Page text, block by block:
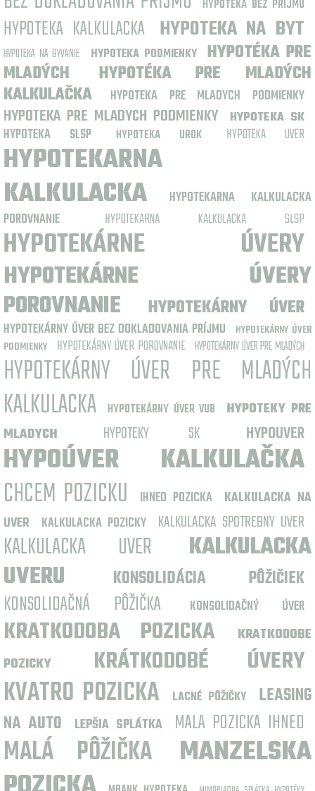
HYPOTEKA BEZ PRIJMU
HYPOTEKA KALKULACKA HYPOTEKA NA BYT
HYPOTEKA NA BYVANIE HYPOTEKA PODMIENKY
HYPOTÉKA PRE
MLADÝCH
HYPOTÉKA PRE MLADÝCH
KALKULAČKA
HYPOTEKA PRE MLADYCH PODMIENKY
HYPOTEKA PRE MLADYCH PODMIENKY HYPOTEKA SK
HYPOTEKA SLSP HYPOTEKA UROK HYPOTEKA UVER
HYPOTEKARNA
KALKULACKA
HYPOTEKARNA KALKULACKA
POROVNANIE
HYPOTEKARNA KALKULACKA SLSP
HYPOTEKÁRNE ÚVERY
HYPOTEKÁRNE ÚVERY
POROVNANIE
HYPOTEKÁRNY ÚVER
HYPOTEKÁRNY ÚVER BEZ DOKLADOVANIA PRÍJMU
HYPOTEKÁRNY ÚVER
PODMIENKY
HYPOTEKÁRNY ÚVER POROVNANIE HYPOTEKÁRNY ÚVER PRE MLADÝCH
HYPOTEKÁRNY ÚVER PRE MLADÝCH
KALKULACKA
HYPOTEKÁRNY ÚVER VUB
HYPOTEKY PRE
MLADYCH
HYPOTEKY SK HYPOUVER
HYPOÚVER KALKULAČKA
CHCEM POZICKU
IHNED POZICKA
KALKULACKA NA
UVER
KALKULACKA POZICKY KALKULACKA SPOTREBNY UVER
KALKULACKA UVER
KALKULACKA
UVERU
KONSOLIDÁCIA PÔŽIČIEK
KONSOLIDAČNÁ PÔŽIČKA KONSOLIDAČNÝ ÚVER
KRATKODOBA POZICKA
KRATKODOBE
POZICKY
KRÁTKODOBÉ ÚVERY
KVATRO POZICKA LACNÉ PÔŽIČKY
LEASING
NA AUTO
LEPŠIA SPLÁTKA MALA POZICKA IHNED
MALÁ PÔŽIČKA
MANZELSKA